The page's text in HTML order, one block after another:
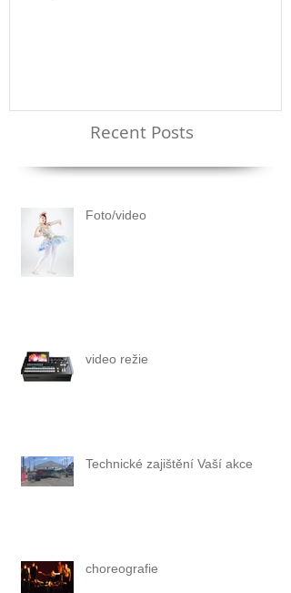
Recent Posts
Foto/video
video režie
Technické zajištění Vaší akce
choreografie